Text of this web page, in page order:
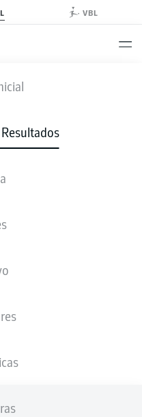
VBL
SGF
0